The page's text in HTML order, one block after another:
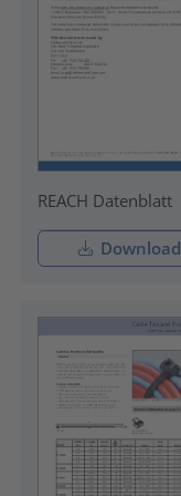
REACH Datenblatt
Download